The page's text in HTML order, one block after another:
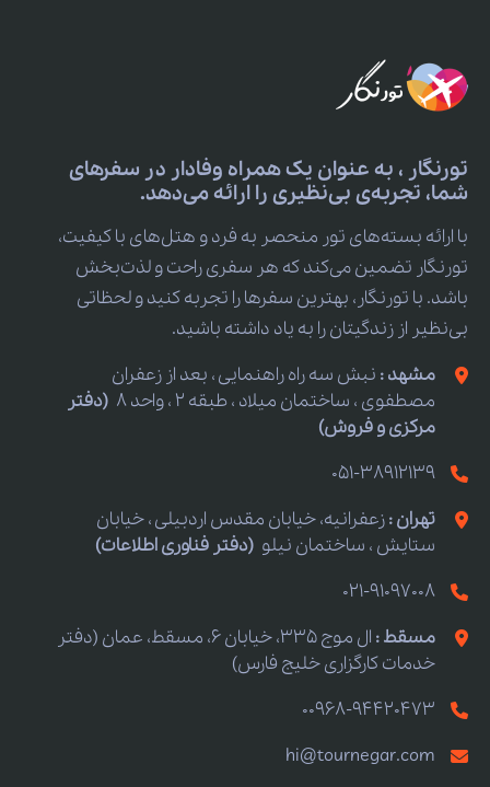
تورنگار ، به عنوان یک همراه وفادار در سفرهای
شما، تجربه‌ی بی‌نظیری را ارائه می‌دهد.
با ارائه بسته‌های تور منحصر به فرد و هتل‌های با کیفیت،
تورنگار تضمین می‌کند که هر سفری راحت و لذت‌بخش
باشد. با تورنگار، بهترین سفرها را تجربه کنید و لحظاتی
بی‌نظیر از زندگیتان را به یاد داشته باشید.
مشهد : نبش سه راه راهنمایی ، بعد از زعفران
مصطفوی ، ساختمان میلاد ، طبقه 2 ، واحد 8
(دفتر
مرکزی و فروش)
051-38912139
تهران :زعفرانیه، خیابان مقدس اردبیلی ، خیابان
ستایش ، ساختمان نیلو (دفتر فناوری اطلاعات)
021-91097008
مسقط :
ال موج 335، خیابان 6، مسقط، عمان (دفتر
خدمات کارگزاری خلیج فارس)
00968-94420473
hi@tournegar.com